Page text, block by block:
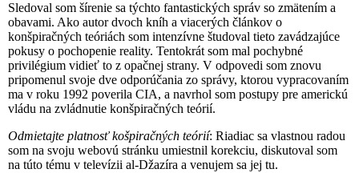
Sledoval som šírenie sa týchto fantastických správ so zmätením a
obavami. Ako autor dvoch kníh a viacerých článkov o
konšpiračných teóriách som intenzívne študoval tieto zavádzajúce
pokusy o pochopenie reality. Tentokrát som mal pochybné
privilégium vidieť to z opačnej strany. V odpovedi som znovu
pripomenul svoje dve odporúčania zo správy, ktorou vypracovaním
ma v roku 1992 poverila CIA, a navrhol som postupy pre americkú
vládu na zvládnutie konšpiračných teórií.
Odmietajte platnosť košpiračných teórií: Riadiac sa vlastnou radou
som na svoju webovú stránku umiestnil korekciu, diskutoval som
na túto tému v televízii al-Džazíra a venujem sa jej tu.